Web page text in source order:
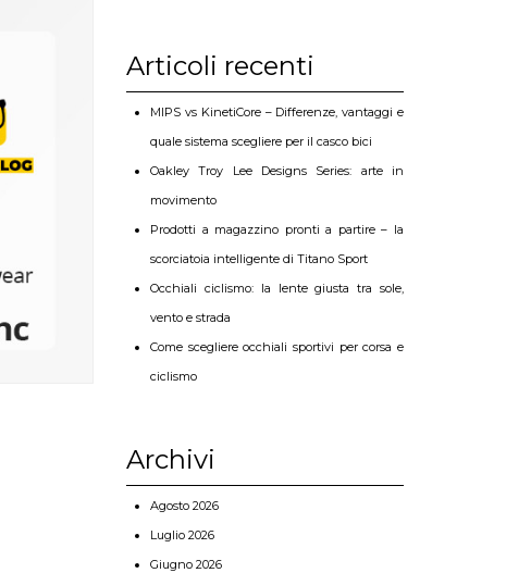
Articoli recenti
MIPS vs KinetiCore – Differenze, vantaggi e
quale sistema scegliere per il casco bici
Oakley Troy Lee Designs Series: arte in
movimento
Prodotti a magazzino pronti a partire – la
scorciatoia intelligente di Titano Sport
Occhiali ciclismo: la lente giusta tra sole,
vento e strada
Come scegliere occhiali sportivi per corsa e
ciclismo
Archivi
Agosto 2026
Luglio 2026
Giugno 2026